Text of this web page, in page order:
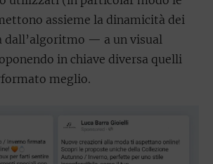
assieme la dinamicità dei
— a un visual
in chiave diversa quelli
meglio.